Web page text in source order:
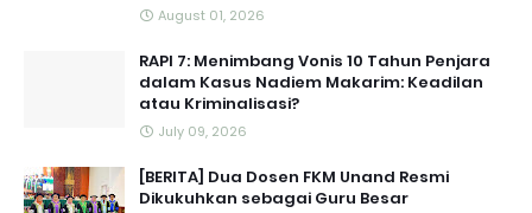
August 01, 2026
RAPI 7: Menimbang Vonis 10 Tahun Penjara
dalam Kasus Nadiem Makarim: Keadilan
atau Kriminalisasi?
July 09, 2026
[BERITA] Dua Dosen FKM Unand Resmi
Dikukuhkan sebagai Guru Besar